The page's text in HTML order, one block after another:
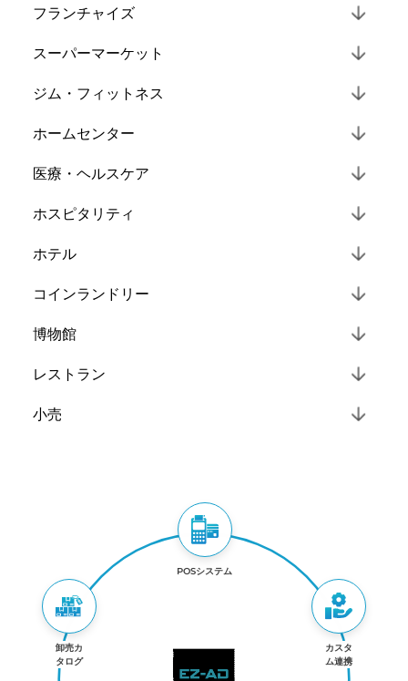
フランチャイズ
スーパーマーケット
ジム・フィットネス
ホームセンター
医療・ヘルスケア
ホスピタリティ
ホテル
コインランドリー
博物館
レストラン
小売
卸売カ
タログ
POSシステム
カスタ
ム連携